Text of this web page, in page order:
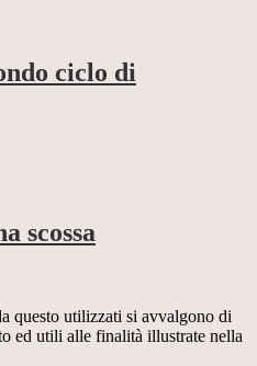
ciclo di
scossa
questo utilizzati si avvalgono di
ed utili alle finalità illustrate nella